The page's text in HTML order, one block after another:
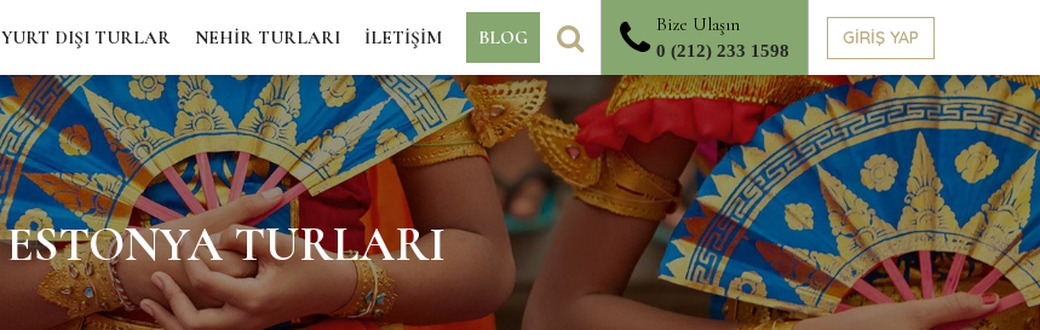
Bize Ulaşın
0 (212) 233 1598
GİRİŞ YAP
YURT DIŞI TURLAR NEHİR TURLARI İLETİŞİM BLOG ARA
ESTONYA TURLARI